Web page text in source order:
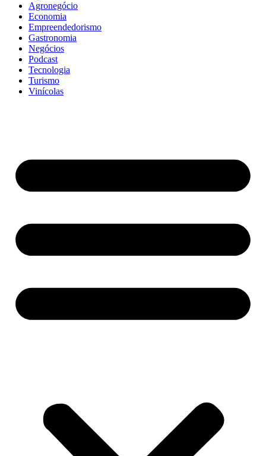
Agronegócio
Economia
Empreendedorismo
Gastronomia
Negócios
Podcast
Tecnologia
Turismo
Vinícolas